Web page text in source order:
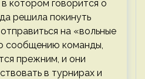
котором говорится о
решила покинуть
на «вольные
сообщению команды,
прежним, и они
в турнирах и